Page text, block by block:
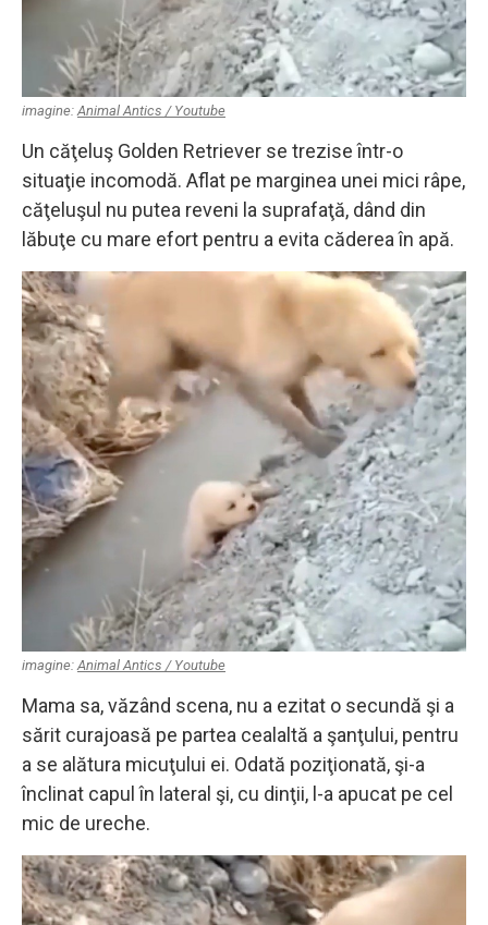
imagine: Animal Antics / Youtube
Un căţeluş Golden Retriever se trezise într-o
situaţie incomodă. Aflat pe marginea unei mici râpe,
căţeluşul nu putea reveni la suprafaţă, dând din
lăbuţe cu mare efort pentru a evita căderea în apă.
imagine:Animal Antics / Youtube
Mama sa, văzând scena, nu a ezitat o secundă şi a
sărit curajoasă pe partea cealaltă a şanţului, pentru
a se alătura micuţului ei. Odată poziţionată, şi-a
înclinat capul în lateral şi, cu dinţii, l-a apucat pe cel
mic de ureche.